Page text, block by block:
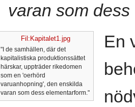
varan som
Fil:Kapitalet1.jpg
"I de samhällen, där det
kapitalistiska produktionssättet
härskar, uppträder rikedomen
som en 'oerhörd
varuanhopning', den enskilda
varan som dess elementarform."
En